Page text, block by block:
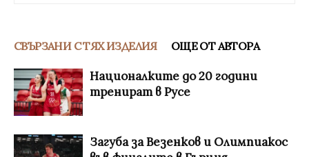
СВЪРЗАНИ С ТЯХ ИЗДЕЛИЯ ОЩЕ ОТ АВТОРА
Националките до 20 години
тренират в Русе
Загуба за Везенков и Олимпиакос